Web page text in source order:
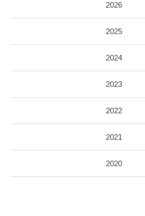
2026
2025
2024
2023
2022
2021
2020